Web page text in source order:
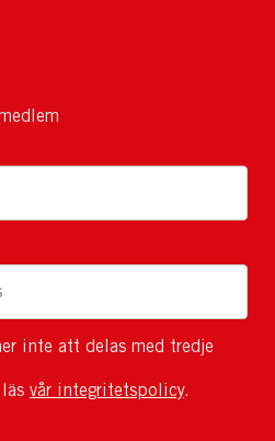
inte att delas med tredje
vår integritetspolicy.